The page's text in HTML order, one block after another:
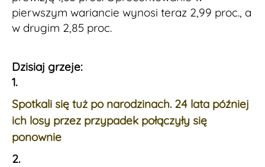
pierwszym wariancie wynosi teraz 2,99 proc., a
w drugim 2,85 proc.
Dzisiaj grzeje:
1.
Spotkali się tuż po narodzinach. 24 lata później
ich losy przez przypadek połączyły się
ponownie
2.